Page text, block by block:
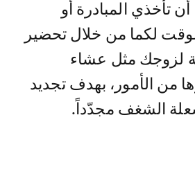
تأخذي المبادرة أو
لكما من خلال تحضير
لزوجك مثل عشاء
من الأمور، بهدف تجديد
الشغف مجدّداً.